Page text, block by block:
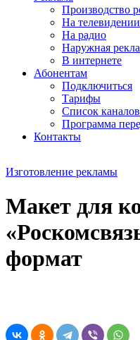
Производство
На телевидении
На радио
Наружная
В интернете
Абонентам
Подключиться
Тарифы
Список каналов
Программа
Контакты
Изготовление рекламы
Макет для
формат